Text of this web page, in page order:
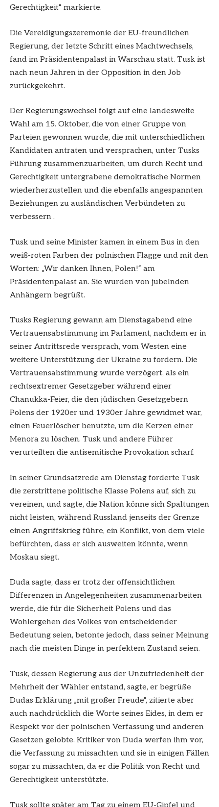
Gerechtigkeit“ markierte.
Die Vereidigungszeremonie der EU-freundlichen
Regierung, der letzte Schritt eines Machtwechsels,
fand im Präsidentenpalast in Warschau statt. Tusk ist
nach neun Jahren in der Opposition in den Job
zurückgekehrt.
Der Regierungswechsel folgt auf eine landesweite
Wahl am 15. Oktober, die von einer Gruppe von
Parteien gewonnen wurde, die mit unterschiedlichen
Kandidaten antraten und versprachen, unter Tusks
Führung zusammenzuarbeiten, um durch Recht und
Gerechtigkeit untergrabene demokratische Normen
wiederherzustellen und die ebenfalls angespannten
Beziehungen zu ausländischen Verbündeten zu
verbessern .
Tusk und seine Minister kamen in einem Bus in den
weiß-roten Farben der polnischen Flagge und mit den
Worten: „Wir danken Ihnen, Polen!“ am
Präsidentenpalast an. Sie wurden von jubelnden
Anhängern begrüßt.
Tusks Regierung gewann am Dienstagabend eine
Vertrauensabstimmung im Parlament, nachdem er in
seiner Antrittsrede versprach, vom Westen eine
weitere Unterstützung der Ukraine zu fordern. Die
Vertrauensabstimmung wurde verzögert, als ein
rechtsextremer Gesetzgeber während einer
Chanukka-Feier, die den jüdischen Gesetzgebern
Polens der 1920er und 1930er Jahre gewidmet war,
einen Feuerlöscher benutzte, um die Kerzen einer
Menora zu löschen. Tusk und andere Führer
verurteilten die antisemitische Provokation scharf.
In seiner Grundsatzrede am Dienstag forderte Tusk
die zerstrittene politische Klasse Polens auf, sich zu
vereinen, und sagte, die Nation könne sich Spaltungen
nicht leisten, während Russland jenseits der Grenze
einen Angriffskrieg führe, ein Konflikt, von dem viele
befürchten, dass er sich ausweiten könnte, wenn
Moskau siegt.
Duda sagte, dass er trotz der offensichtlichen
Differenzen in Angelegenheiten zusammenarbeiten
werde, die für die Sicherheit Polens und das
Wohlergehen des Volkes von entscheidender
Bedeutung seien, betonte jedoch, dass seiner Meinung
nach die meisten Dinge in perfektem Zustand seien.
Tusk, dessen Regierung aus der Unzufriedenheit der
Mehrheit der Wähler entstand, sagte, er begrüße
Dudas Erklärung „mit großer Freude“, zitierte aber
auch nachdrücklich die Worte seines Eides, in dem er
Respekt vor der polnischen Verfassung und anderen
Gesetzen gelobte. Kritiker von Duda werfen ihm vor,
die Verfassung zu missachten und sie in einigen Fällen
sogar zu missachten, da er die Politik von Recht und
Gerechtigkeit unterstützte.
Tusk sollte später am Tag zu einem EU-Gipfel und